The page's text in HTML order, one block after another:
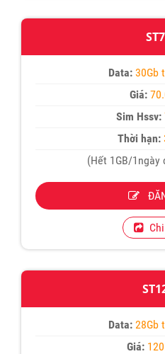
Data: 30Gb
Giá:
Sim Hssv:
Thời hạn:
(Hết 1GB/1ngày
Data: 28Gb
Giá: